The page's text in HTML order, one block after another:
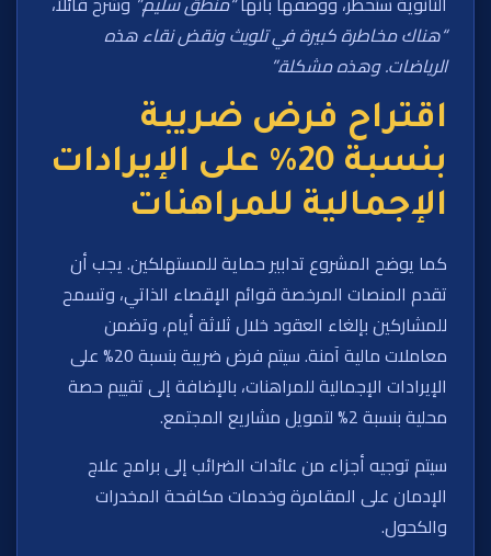
“هناك مخاطرة كبيرة في تلويث ونقض نقاء هذه
الرياضات. وهذه مشكلة.”
اقتراح فرض ضريبة
بنسبة 20% على الإيرادات
الإجمالية للمراهنات
كما يوضح المشروع تدابير حماية للمستهلكين. يجب أن
تقدم المنصات المرخصة قوائم الإقصاء الذاتي، وتسمح
للمشاركين بإلغاء العقود خلال ثلاثة أيام، وتضمن
معاملات مالية آمنة. سيتم فرض ضريبة بنسبة 20% على
الإيرادات الإجمالية للمراهنات، بالإضافة إلى تقييم حصة
محلية بنسبة 2% لتمويل مشاريع المجتمع.
سيتم توجيه أجزاء من عائدات الضرائب إلى برامج علاج
الإدمان على المقامرة وخدمات مكافحة المخدرات
والكحول.